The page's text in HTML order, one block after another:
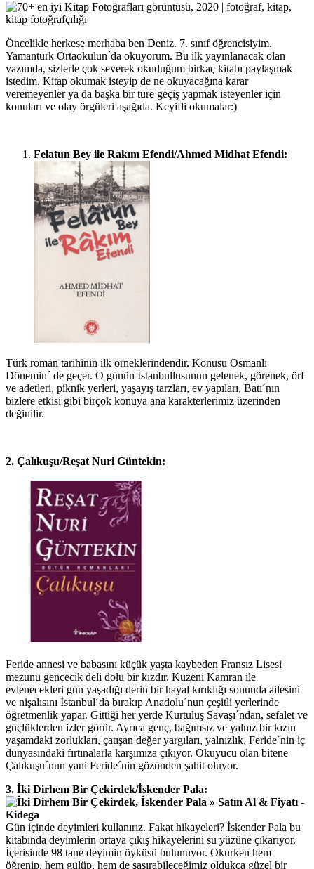
Öncelikle herkese merhaba ben Deniz. 7. sınıf öğrencisiyim.
Yamantürk Ortaokulun´da okuyorum. Bu ilk yayınlanacak olan
yazımda, sizlerle çok severek okuduğum birkaç kitabı paylaşmak
istedim. Kitap okumak isteyip de ne okuyacağına karar
veremeyenler ya da başka bir türe geçiş yapmak isteyenler için
konuları ve olay örgüleri aşağıda. Keyifli okumalar:)
Felatun Bey ile Rakım Efendi/Ahmed Midhat Efendi:
Türk roman tarihinin ilk örneklerindendir. Konusu Osmanlı
Dönemin´ de geçer. O günün İstanbullusunun gelenek, görenek, örf
ve adetleri, piknik yerleri, yaşayış tarzları, ev yapıları, Batı´nın
bizlere etkisi gibi birçok konuya ana karakterlerimiz üzerinden
değinilir.
2. Çalıkuşu/Reşat Nuri Güntekin:
Feride annesi ve babasını küçük yaşta kaybeden Fransız Lisesi
mezunu gencecik deli dolu bir kızdır. Kuzeni Kamran ile
evlenecekleri gün yaşadığı derin bir hayal kırıklığı sonunda ailesini
ve nişalısını İstanbul´da bırakıp Anadolu´nun çeşitli yerlerinde
öğretmenlik yapar. Gittiği her yerde Kurtuluş Savaşı´ndan, sefalet ve
güçlüklerden izler görür. Ayrıca genç, bağımsız ve yalnız bir kızın
yaşamdaki zorlukları, çatışan değer yargıları, yalnızlık, Feride´nin iç
dünyasındaki fırtınalarla karşımıza çıkıyor. Okuyucu olan bitene
Çalıkuşu´nun yani Feride´nin gözünden şahit oluyor.
3. İki Dirhem Bir Çekirdek/İskender Pala:
Gün içinde deyimleri kullanırız. Fakat hikayeleri? İskender Pala bu
kitabında deyimlerin ortaya çıkış hikayelerini su yüzüne çıkarıyor.
İçerisinde 98 tane deyimin öyküsü bulunuyor. Okurken hem
öğrenip, hem gülüp, hem de şaşırabileceğimiz oldukça güzel bir